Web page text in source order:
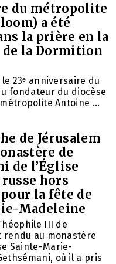
du métropolite
a été
la prière en la
de la Dormition
le 23ᵉ anniversaire du
fondateur du diocèse
Antoine ...
de Jérusalem
de
de l’Église
hors
la fête de
Madeleine
III de
rendu au monastère
Sainte-Marie-
où il a pris